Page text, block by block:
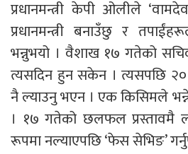
प्रधानमन्त्री केपी ओलीले
प्रधानमन्त्री बनाउँछु र
भन्नुभयो । वैशाख १७ गतेको
त्यसदिन हुन सकेन । त्यसपछि
नै ल्याउनु भएन । एक किसिमले भन्ने
। १७ गतेको छलफल प्रस्तावमै
रूपमा नल्याएपछि ‘फेस सेभिङ’